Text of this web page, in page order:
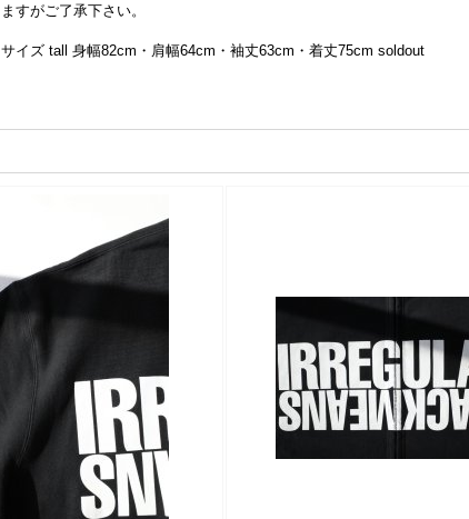
ますがご了承下さい。
サイズ tall 身幅82cm・肩幅64cm・袖丈63cm・着丈75cm soldout